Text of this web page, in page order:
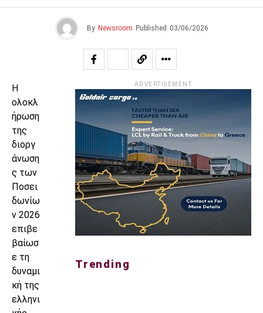
By Newsroom Published 03/06/2026
Η
ολοκλ
ήρωση
της
διοργ
άνωση
ς των
Ποσει
δωνίω
ν 2026
επιβε
βαίωσ
ε τη
δυναμι
κή της
ελληνι
ADVERTISEMENT
Trending